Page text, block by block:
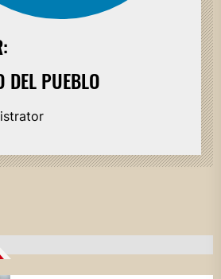
DEL PUEBLO